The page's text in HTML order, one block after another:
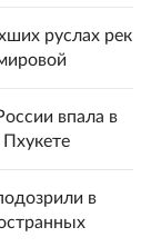
руслах рек
впала в
в